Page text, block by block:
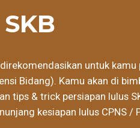
untuk kamu
Bidang). Kamu akan di
tips & trick persiapan lulus
kesiapan lulus CPNS /